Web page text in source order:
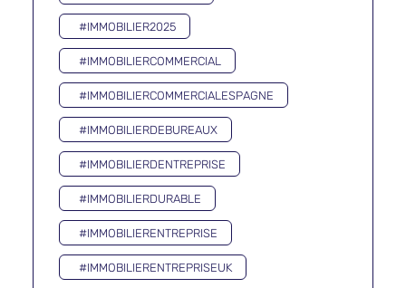
#IMMOBILIER2025
#IMMOBILIERCOMMERCIAL
#IMMOBILIERCOMMERCIALESPAGNE
#IMMOBILIERDEBUREAUX
#IMMOBILIERDENTREPRISE
#IMMOBILIERDURABLE
#IMMOBILIERENTREPRISE
#IMMOBILIERENTREPRISEUK